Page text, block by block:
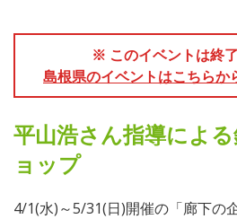
※ このイベントは終了
島根県のイベントはこちらか
平山浩さん指導によ
ョップ
4/1(水)～5/31(日)開催の「廊下